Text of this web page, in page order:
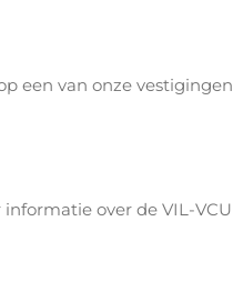
een van onze vestigingen
over de VIL-VCU